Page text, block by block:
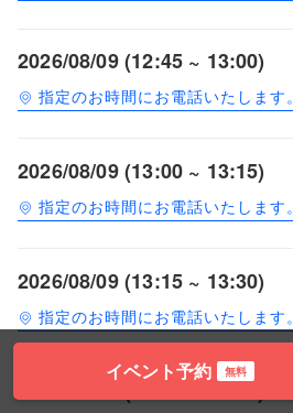
2026/08/09 (12:45 ~ 13:00)
指定のお時間にお電話いたします。
2026/08/09 (13:00 ~ 13:15)
指定のお時間にお電話いたします。
2026/08/09 (13:15 ~ 13:30)
指定のお時間にお電話いたします。
2026/08/09 (13:30 ~ 13:45)
イベント予約 無料